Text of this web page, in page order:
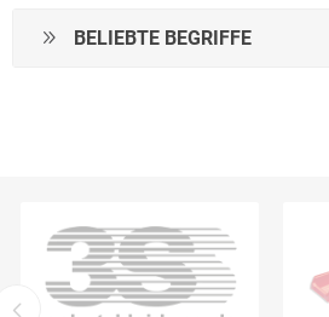
BELIEBTE BEGRIFFE